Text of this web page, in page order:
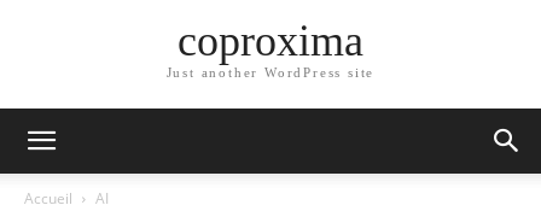
coproxima
Just another WordPress site
Accueil AI